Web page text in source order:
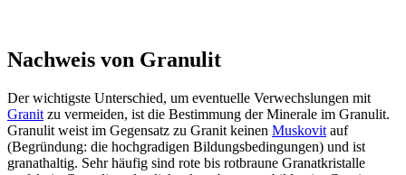
Nachweis von Granulit
Der wichtigste Unterschied, um eventuelle Verwechslungen mit
Granit zu vermeiden, ist die Bestimmung der Minerale im Granulit.
Granulit weist im Gegensatz zu Granit keinen Muskovit auf
(Begründung: die hochgradigen Bildungsbedingungen) und ist
granathaltig. Sehr häufig sind rote bis rotbraune Granatkristalle